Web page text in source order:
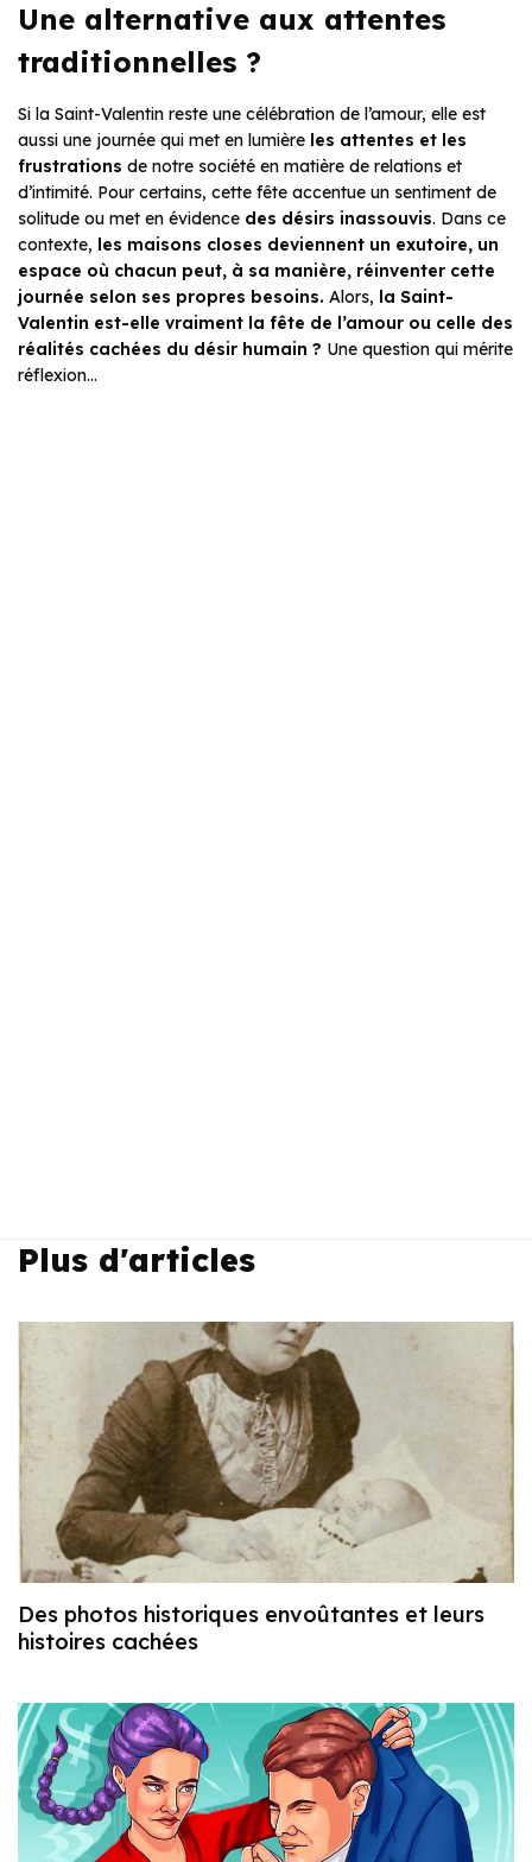
Une alternative aux attentes
traditionnelles ?
Si la Saint-Valentin reste une célébration de l’amour, elle est
aussi une journée qui met en lumière les attentes et les
frustrations de notre société en matière de relations et
d’intimité. Pour certains, cette fête accentue un sentiment de
solitude ou met en évidence des désirs inassouvis. Dans ce
contexte, les maisons closes deviennent un exutoire, un
espace où chacun peut, à sa manière, réinventer cette
journée selon ses propres besoins. Alors, la Saint-
Valentin est-elle vraiment la fête de l’amour ou celle des
réalités cachées du désir humain ? Une question qui mérite
réflexion…
Plus d'articles
Des photos historiques envoûtantes et leurs
histoires cachées